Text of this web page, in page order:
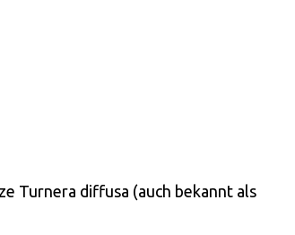
Turnera diffusa (auch bekannt als